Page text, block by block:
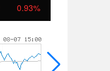
0.93%